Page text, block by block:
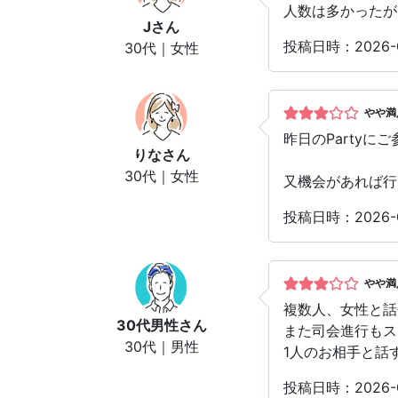
Jさん
30代｜女性
人数は多かった
投稿日時：
りなさん
30代｜女性
やや
昨日のPartyにご
又機会があれば
投稿日時：
30代男性さん
30代｜男性
やや
複数人、女性と
また司会進行も
1人のお相手と話
投稿日時：2026-